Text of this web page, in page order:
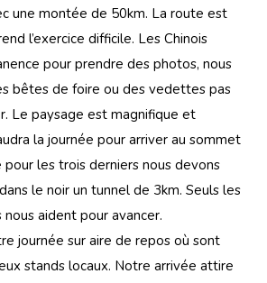
une montée de 50km. La route est
l’exercice difficile. Les Chinois
pour prendre des photos, nous
bêtes de foire ou des vedettes pas
Le paysage est magnifique et
la journée pour arriver au sommet
pour les trois derniers nous devons
le noir un tunnel de 3km. Seuls les
aident pour avancer.
journée sur aire de repos où sont
stands locaux. Notre arrivée attire